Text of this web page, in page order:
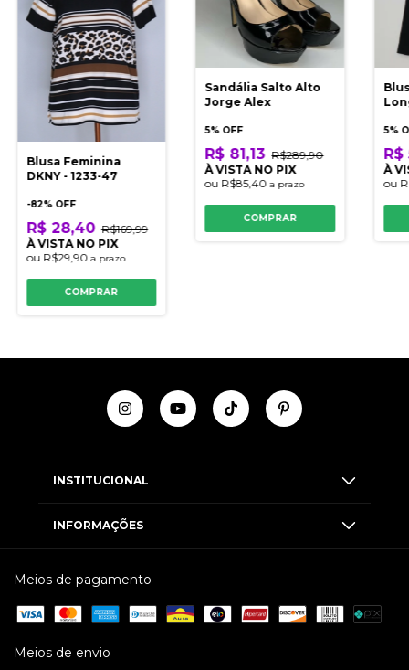
Blusa Feminina
DKNY - 1233-47
-82% OFF
R$ 28,40 R$169,99
À VISTA NO PIX
ou R$29,90 a prazo
COMPRAR
Sandália Salto Alto
Jorge Alex
5% OFF
R$ 81,13 R$289,90
À VISTA NO PIX
ou R$85,40a prazo
COMPRAR
5%
R$
À
ou
INSTITUCIONAL
INFORMAÇÕES
Meios de pagamento
Meios de envio